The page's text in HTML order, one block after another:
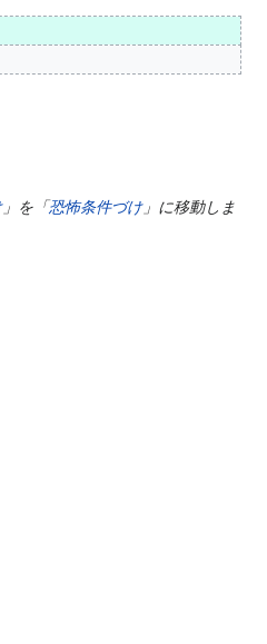
」を「恐怖条件づけ」に移動しま